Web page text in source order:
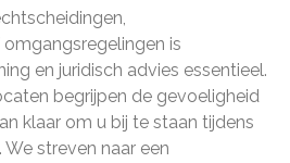
is
en juridisch advies essentieel.
begrijpen de gevoeligheid
klaar om u bij te staan tijdens
streven naar een